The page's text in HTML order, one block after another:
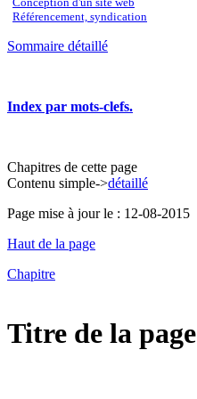
Référencement, syndication
Sommaire détaillé
Index par mots-clefs.
Chapitres de cette page
Contenu simple->détaillé
Page mise à jour le : 12-08-2015
Haut de la page
Chapitre
Titre de la page